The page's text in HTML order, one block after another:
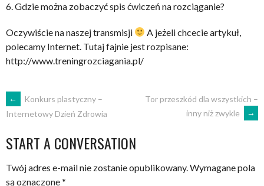
6. Gdzie można zobaczyć spis ćwiczeń na rozciąganie?
Oczywiście na naszej transmisji
A jeżeli chcecie artykuł,
polecamy Internet. Tutaj fajnie jest rozpisane:
http://www.treningrozciagania.pl/
POST
NAVIGATION
←
Konkurs plastyczny –
Internetowy Dzień Zdrowia
Tor przeszkód dla wszystkich –
inny niż zwykle
→
START A CONVERSATION
Twój adres e-mail nie zostanie opublikowany. Wymagane pola
są oznaczone*